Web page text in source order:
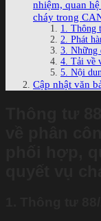
nhiệm, quan
cháy trong
1. Thông
2. Phát
3. Những
4. Tải về
5. Nội
Cập nhật văn